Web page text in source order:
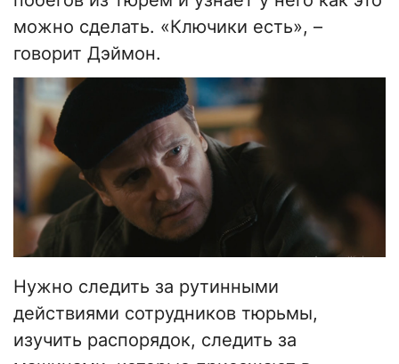
можно сделать. «Ключики есть», –
говорит Дэймон.
Нужно следить за рутинными
действиями сотрудников тюрьмы,
изучить распорядок, следить за